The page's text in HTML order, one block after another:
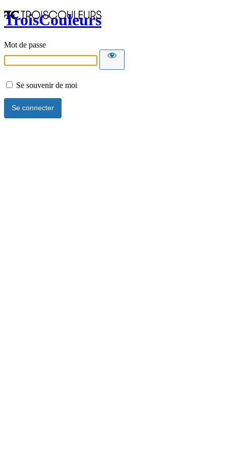
TroisCouleurs
Mot de passe
Se souvenir de moi